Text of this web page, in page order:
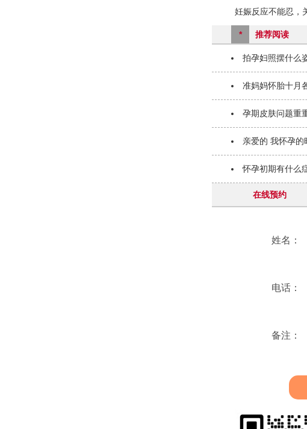
妊娠反应不能忍，关
* 推荐阅读
拍孕妇照摆什么
准妈妈怀胎十月
孕期皮肤问题重
亲爱的 我怀孕的
怀孕初期有什么
在线预约
姓名：
电话：
备注：